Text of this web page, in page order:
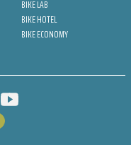
BIKE LAB
BIKE HOTEL
BIKE ECONOMY